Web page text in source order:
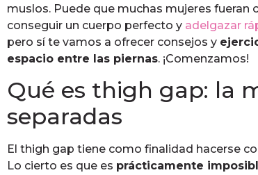
muslos. Puede que muchas mujeres fueran
conseguir un cuerpo perfecto y adelgazar
pero sí te vamos a ofrecer consejos y
espacio entre las piernas. ¡Comenzamos!
Qué es thigh gap: la
separadas
El thigh gap tiene como finalidad hacerse
Lo cierto es que es prácticamente